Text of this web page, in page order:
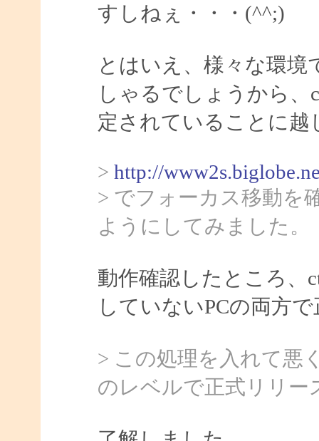
すしねぇ・・・(^^;)
とはいえ、様々な環
しゃるでしょうから、
定されていることに
> http://
> でフォーカス移動を
ようにしてみました。
動作確認したところ、
していないPCの両方
> この処理を入れて悪
のレベルで正式リリー